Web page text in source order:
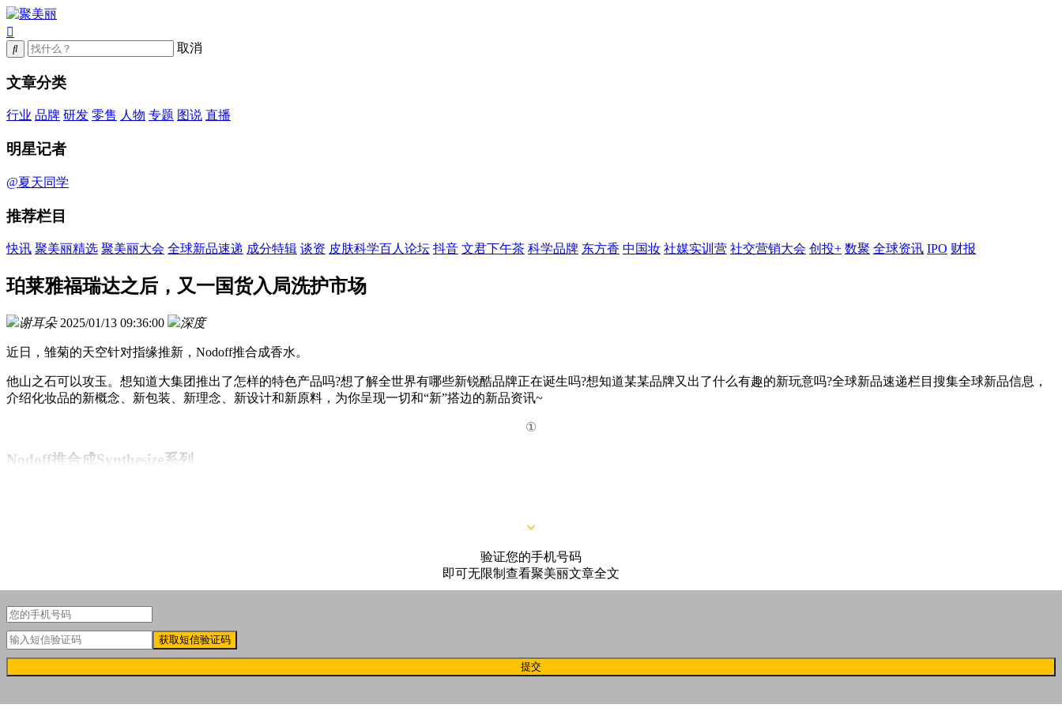
取消
文章分类
行业 品牌 研发 零售 人物 专题 图说 直播
明星记者
@夏天同学
推荐栏目
快讯 聚美丽精选 聚美丽大会 全球新品速递 成分特辑 谈资 皮肤科学百人论坛 抖音 文君下午茶 科学品牌 东方香 中国妆 社媒实训营 社交营销大会 创投+ 数聚 全球资讯 IPO 财报
珀莱雅福瑞达之后，又一国货入局洗护市场
谢耳朵 2025/01/13 09:36:00 深度
近日，雏菊的天空针对指缘推新，Nodoff推合成香水。
他山之石可以攻玉。想知道大集团推出了怎样的特色产品吗?想了解全世界有哪些新锐酷品牌正在诞生吗?想知道某某品牌又出了什么有趣的新玩意吗?全球新品速递栏目搜集全球新品信息，
介绍化妆品的新概念、新包装、新理念、新设计和新原料，为你呈现一切和“新”搭边的新品资讯~
①
Nodoff推合成Synthesize系列
验证您的手机号码
即可无限制查看聚美丽文章全文
获取短信验证码
提交